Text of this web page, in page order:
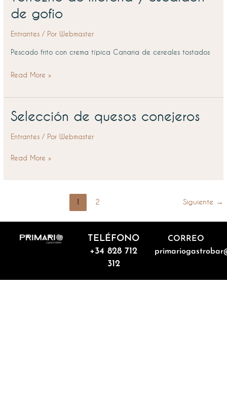
de gofio
Entrantes / Por Webmaster
Pescado frito con crema típica Canaria de cereales tostados
de
morena
y
gofio
Read More »
Selección de quesos conejeros
Entrantes / Por Webmaster
Selección
quesos
Read More »
1 2 Siguiente →
TELÉFONO
+34 828 712
312
CORREO